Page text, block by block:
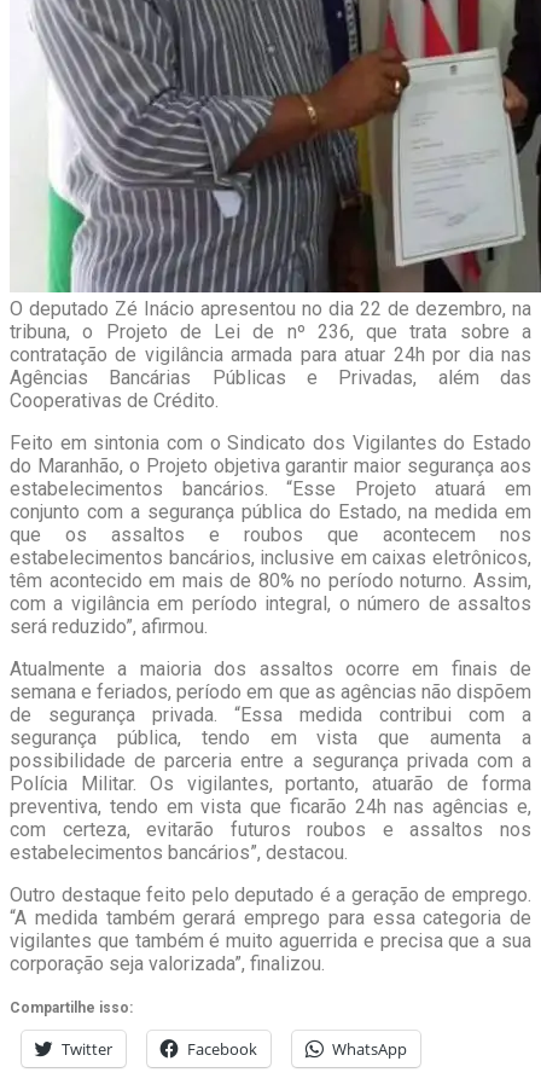
O deputado Zé Inácio apresentou no dia 22 de dezembro, na
tribuna, o Projeto de Lei de nº 236, que trata sobre a
contratação de vigilância armada para atuar 24h por dia nas
Agências Bancárias Públicas e Privadas, além das
Cooperativas de Crédito.
Feito em sintonia com o Sindicato dos Vigilantes do Estado
do Maranhão, o Projeto objetiva garantir maior segurança aos
estabelecimentos bancários. “Esse Projeto atuará em
conjunto com a segurança pública do Estado, na medida em
que os assaltos e roubos que acontecem nos
estabelecimentos bancários, inclusive em caixas eletrônicos,
têm acontecido em mais de 80% no período noturno. Assim,
com a vigilância em período integral, o número de assaltos
será reduzido”, afirmou.
Atualmente a maioria dos assaltos ocorre em finais de
semana e feriados, período em que as agências não dispõem
de segurança privada. “Essa medida contribui com a
segurança pública, tendo em vista que aumenta a
possibilidade de parceria entre a segurança privada com a
Polícia Militar. Os vigilantes, portanto, atuarão de forma
preventiva, tendo em vista que ficarão 24h nas agências e,
com certeza, evitarão futuros roubos e assaltos nos
estabelecimentos bancários”, destacou.
Outro destaque feito pelo deputado é a geração de emprego.
“A medida também gerará emprego para essa categoria de
vigilantes que também é muito aguerrida e precisa que a sua
corporação seja valorizada”, finalizou.
Compartilhe isso:
Twitter Facebook WhatsApp